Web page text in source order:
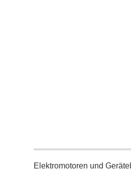
Elektromotoren und